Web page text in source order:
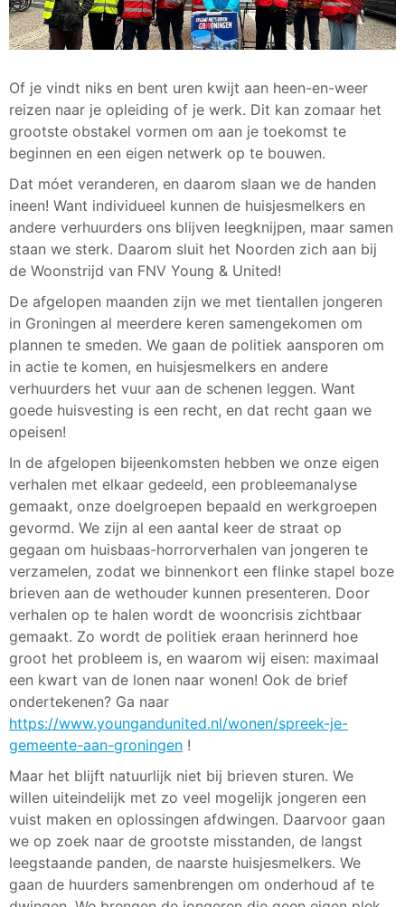
Of je vindt niks en bent uren kwijt aan heen-en-weer
reizen naar je opleiding of je werk. Dit kan zomaar het
grootste obstakel vormen om aan je toekomst te
beginnen en een eigen netwerk op te bouwen.
Dat móet veranderen, en daarom slaan we de handen
ineen! Want individueel kunnen de huisjesmelkers en
andere verhuurders ons blijven leegknijpen, maar samen
staan we sterk. Daarom sluit het Noorden zich aan bij
de Woonstrijd van FNV Young & United!
De afgelopen maanden zijn we met tientallen jongeren
in Groningen al meerdere keren samengekomen om
plannen te smeden. We gaan de politiek aansporen om
in actie te komen, en huisjesmelkers en andere
verhuurders het vuur aan de schenen leggen. Want
goede huisvesting is een recht, en dat recht gaan we
opeisen!
In de afgelopen bijeenkomsten hebben we onze eigen
verhalen met elkaar gedeeld, een probleemanalyse
gemaakt, onze doelgroepen bepaald en werkgroepen
gevormd. We zijn al een aantal keer de straat op
gegaan om huisbaas-horrorverhalen van jongeren te
verzamelen, zodat we binnenkort een flinke stapel boze
brieven aan de wethouder kunnen presenteren. Door
verhalen op te halen wordt de wooncrisis zichtbaar
gemaakt. Zo wordt de politiek eraan herinnerd hoe
groot het probleem is, en waarom wij eisen: maximaal
een kwart van de lonen naar wonen! Ook de brief
ondertekenen? Ga naar
https://www.youngandunited.nl/wonen/spreek-je-
gemeente-aan-groningen !
Maar het blijft natuurlijk niet bij brieven sturen. We
willen uiteindelijk met zo veel mogelijk jongeren een
vuist maken en oplossingen afdwingen. Daarvoor gaan
we op zoek naar de grootste misstanden, de langst
leegstaande panden, de naarste huisjesmelkers. We
gaan de huurders samenbrengen om onderhoud af te